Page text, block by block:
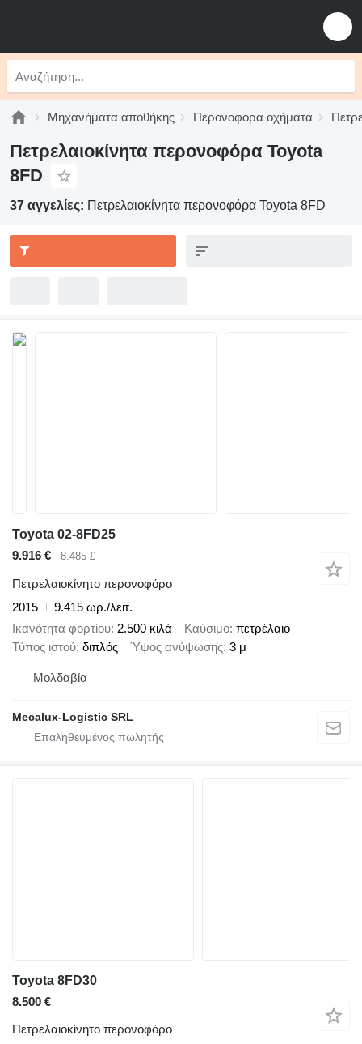
Μηχανήματα αποθήκης Περονοφόρα οχήματα
Πετρελαιοκίνητα περονοφόρα Toyota
8FD
37 αγγελίες: Πετρελαιοκίνητα περονοφόρα Toyota 8FD
Toyota 02-8FD25
9.916 €
8.485 £
Πετρελαιοκίνητο περονοφόρο
2015
9.415 ωρ./λειτ.
Ικανότητα φορτίου 2.500 κιλά Καύσιμο πετρέλαιο
Τύπος ιστού διπλός Ύψος ανύψωσης 3 μ
Μολδαβία
Mecalux-Logistic SRL
Toyota 8FD30
8.500 €
Πετρελαιοκίνητο περονοφόρο